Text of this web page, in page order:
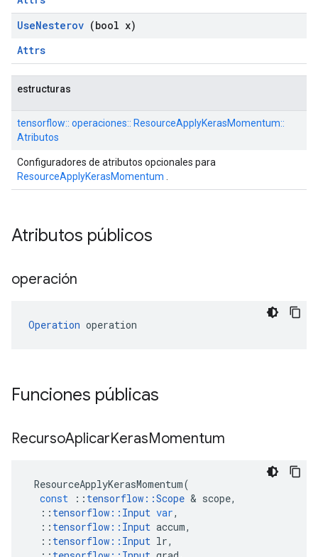
UseNesterov (bool x)
Attrs
estructuras
tensorflow:: operaciones:: ResourceApplyKerasMomentum::
Atributos
Configuradores de atributos opcionales para
ResourceApplyKerasMomentum
Atributos públicos
operación
Operation operation
Funciones públicas
RecursoAplicarKerasMomentum
ResourceApplyKerasMomentum(
const
:: tensorflow ::Scope & scope,
:: tensorflow :: Input var,
:: tensorflow :: Input accum,
:: tensorflow :: Input lr,